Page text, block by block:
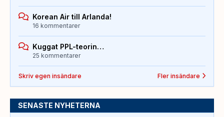
Korean Air till Arlanda!
16 kommentarer
Kuggat PPL-teorin…
25 kommentarer
Skriv egen insändare Fler insändare
SENASTE NYHETERNA